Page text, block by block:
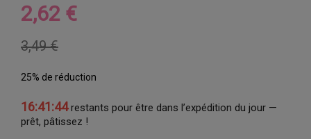
2,62 €
3,49 €
25% de réduction
16:41:43restants pour être dans l’expédition du jour —
prêt, pâtissez !